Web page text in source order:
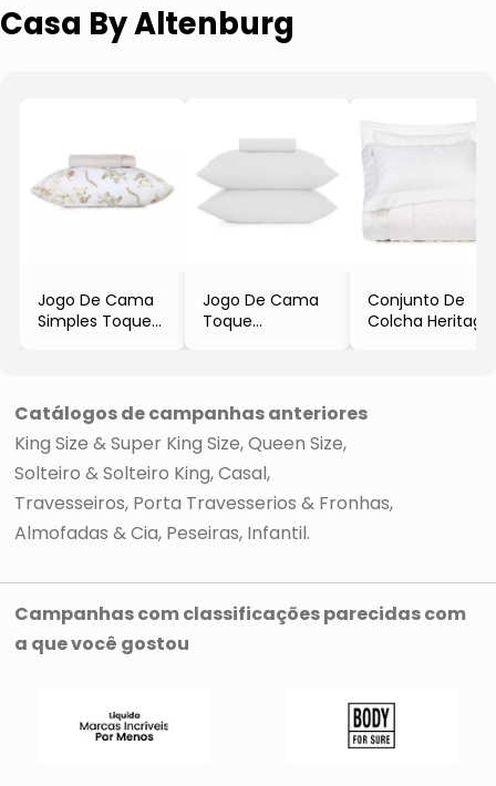
Casa By Altenburg
Jogo De Cama
Simples Toque
-2Pçs
Jogo De Cama
Toque
- 3Pçs
- Altenburg
Conjunto De
Colcha Heritage
Catálogos de campanhas anteriores
King Size & Super King Size Queen Size
Solteiro & Solteiro King Casal
Travesseiros, Porta Travesserios & Fronhas
Almofadas & Cia Peseiras Infantil
Campanhas com classificações parecidas com
a que você gostou